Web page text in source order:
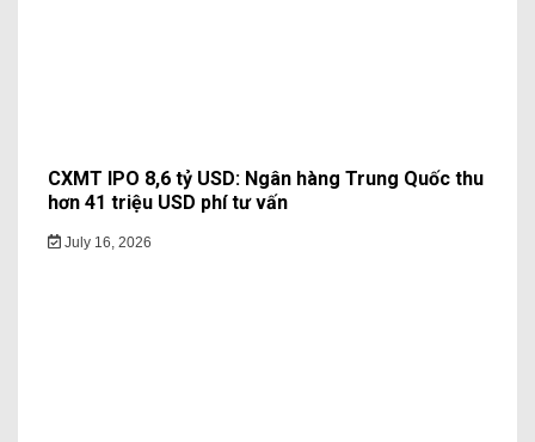
CXMT IPO 8,6 tỷ USD: Ngân hàng Trung Quốc thu
hơn 41 triệu USD phí tư vấn
July 16, 2026